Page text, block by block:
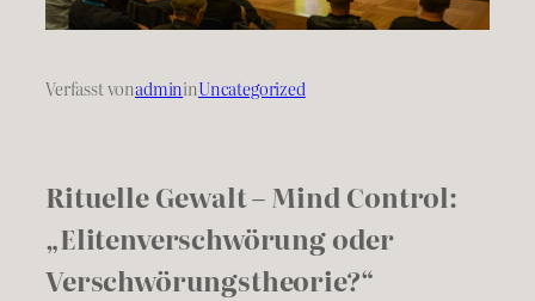
Verfasst vonadmininUncategorized
Rituelle Gewalt – Mind Control:
„Elitenverschwörung oder
Verschwörungstheorie?“